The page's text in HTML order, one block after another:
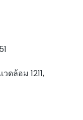
ล้อม 1211,